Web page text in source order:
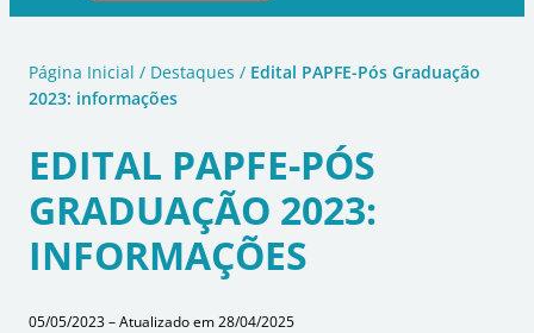
s
u
a
r
Página Inicial / Destaques / Edital PAPFE-Pós Graduação
2023: informações
EDITAL PAPFE-PÓS
GRADUAÇÃO 2023:
INFORMAÇÕES
05/05/2023 – Atualizado em 28/04/2025